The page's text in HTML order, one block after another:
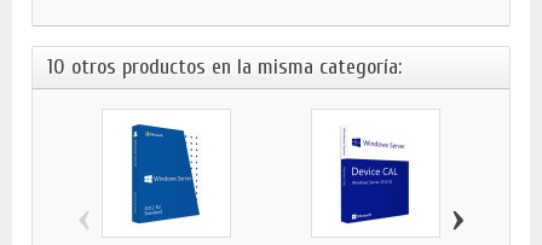
10 otros productos en la misma categoría:
‹ ›